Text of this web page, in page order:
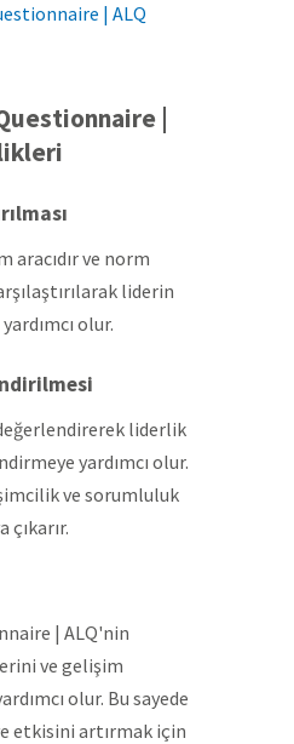
| ALQ
|
aracıdır ve norm
liderin
olur.
liderlik
yardımcı olur.
ve sorumluluk
| ALQ'nin
ve gelişim
olur. Bu sayede
etkisini artırmak için